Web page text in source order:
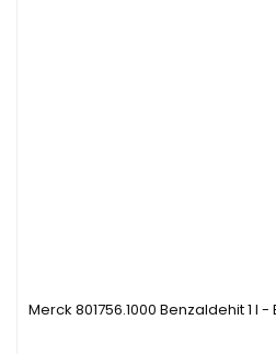
Merck 801756.1000 Benzaldehit 1 l